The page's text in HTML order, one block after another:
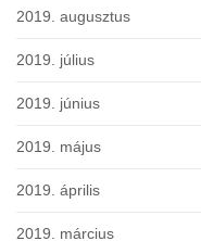
2019. augusztus
2019. július
2019. június
2019. május
2019. április
2019. március